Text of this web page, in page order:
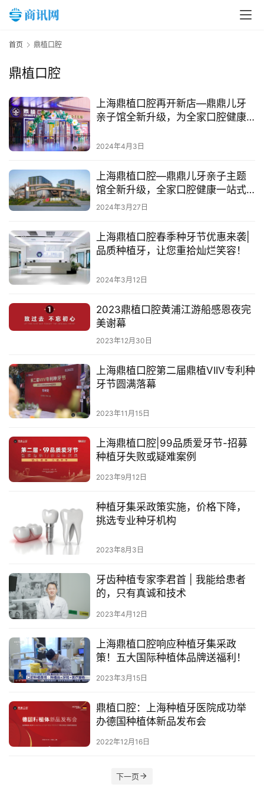
闻
讯
财
经
商
业
A
I
科
经
济
金
互
娱
乐
综
产
母
子
女
时
尚
康
首页 鼎植口腔
鼎植口腔
上海鼎植口腔再开新店—鼎鼎儿牙
亲子馆全新升级，为全家口腔健康
2024年4月3日
上海鼎植口腔—鼎鼎儿牙亲子主题
馆全新升级，全家口腔健康一站式
解决！
2024年3月27日
上海鼎植口腔春季种牙节优惠来袭|
品质种植牙，让您重拾灿烂笑容！
2024年3月12日
2023鼎植口腔黄浦江游船感恩夜完
美谢幕
2023年12月30日
上海鼎植口腔第二届鼎植VIIV专利种
牙节圆满落幕
2023年11月15日
上海鼎植口腔|99品质爱牙节-招募
种植牙失败或疑难案例
2023年9月12日
种植牙集采政策实施，价格下降，
挑选专业种牙机构
2023年8月3日
牙齿种植专家李君首 | 我能给患者
的，只有真诚和技术
2023年4月12日
上海鼎植口腔响应种植牙集采政
策！五大国际种植体品牌送福利！
2023年3月15日
鼎植口腔：上海种植牙医院成功举
办德国种植体新品发布会
2022年12月16日
下一页